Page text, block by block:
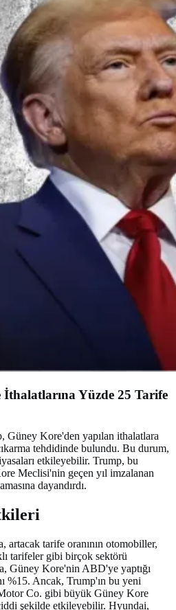
Yüzde 25 Tarife
Güney Kore'den yapılan ithalatlara
tehdidinde bulundu. Bu durum,
etkileyebilir. Trump, bu
Meclisi'nin geçen yıl imzalanan
dayandırdı.
artacak tarife oranının otomobiller,
tarifeler gibi birçok sektörü
Güney Kore'nin ABD'ye yaptığı
%15. Ancak, Trump'ın bu yeni
Co. gibi büyük Güney Kore
şekilde etkileyebilir. Hyundai,